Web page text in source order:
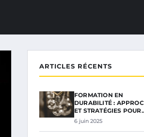
ARTICLES RÉCENTS
FORMATION EN
DURABILITÉ :
ET STRATÉGIES
6 juin 2025